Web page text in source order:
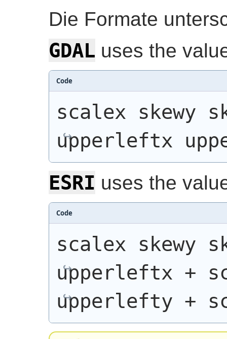
Die Formate
GDAL uses the
Code
scalex skewy
upperleftx
ESRI uses the
Code
scalex skewy
upperleftx +
upperlefty +